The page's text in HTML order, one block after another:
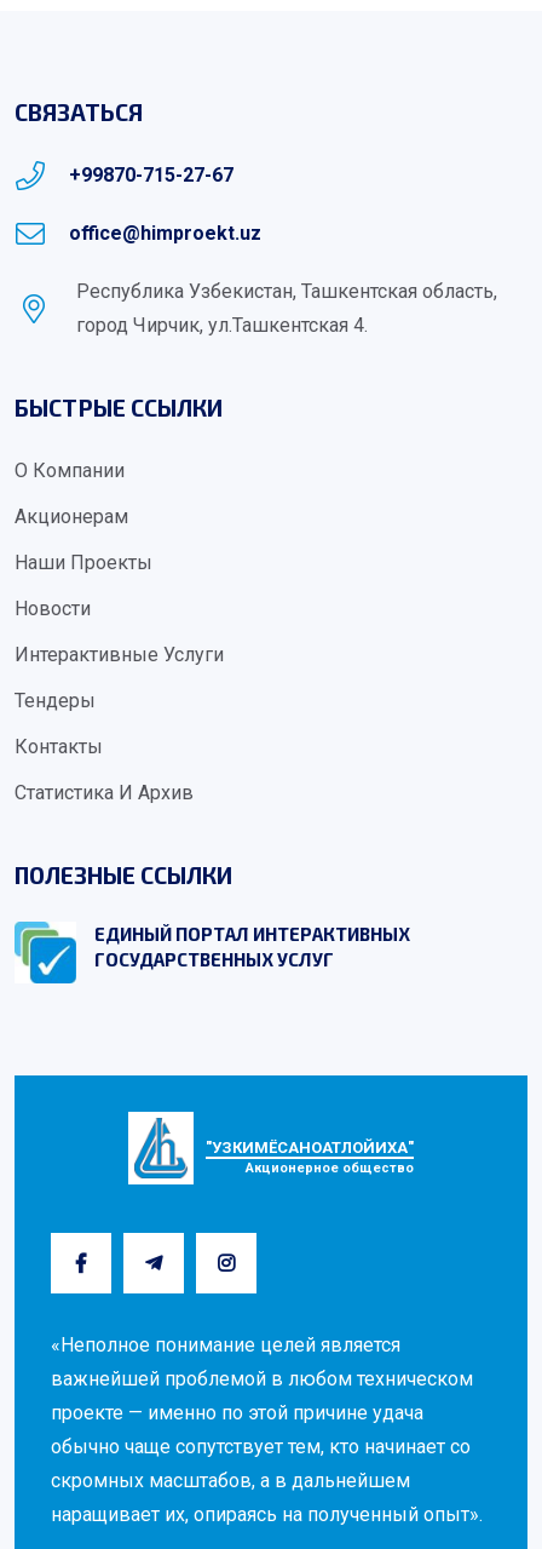
СВЯЗАТЬСЯ
+99870-715-27-67
office@himproekt.uz
Республика Узбекистан, Ташкентская область,
город Чирчик, ул.Ташкентская 4.
БЫСТРЫЕ ССЫЛКИ
О Компании
Акционерам
Наши Проекты
Новости
Интерактивные Услуги
Тендеры
Контакты
Статистика И Архив
ПОЛЕЗНЫЕ ССЫЛКИ
ЕДИНЫЙ ПОРТАЛ ИНТЕРАКТИВНЫХ
ГОСУДАРСТВЕННЫХ УСЛУГ
"УЗКИМЁСАНОАТЛОЙИХА"
Акционерное общество
«Неполное понимание целей является
важнейшей проблемой в любом техническом
проекте — именно по этой причине удача
обычно чаще сопутствует тем, кто начинает со
скромных масштабов, а в дальнейшем
наращивает их, опираясь на полученный опыт».